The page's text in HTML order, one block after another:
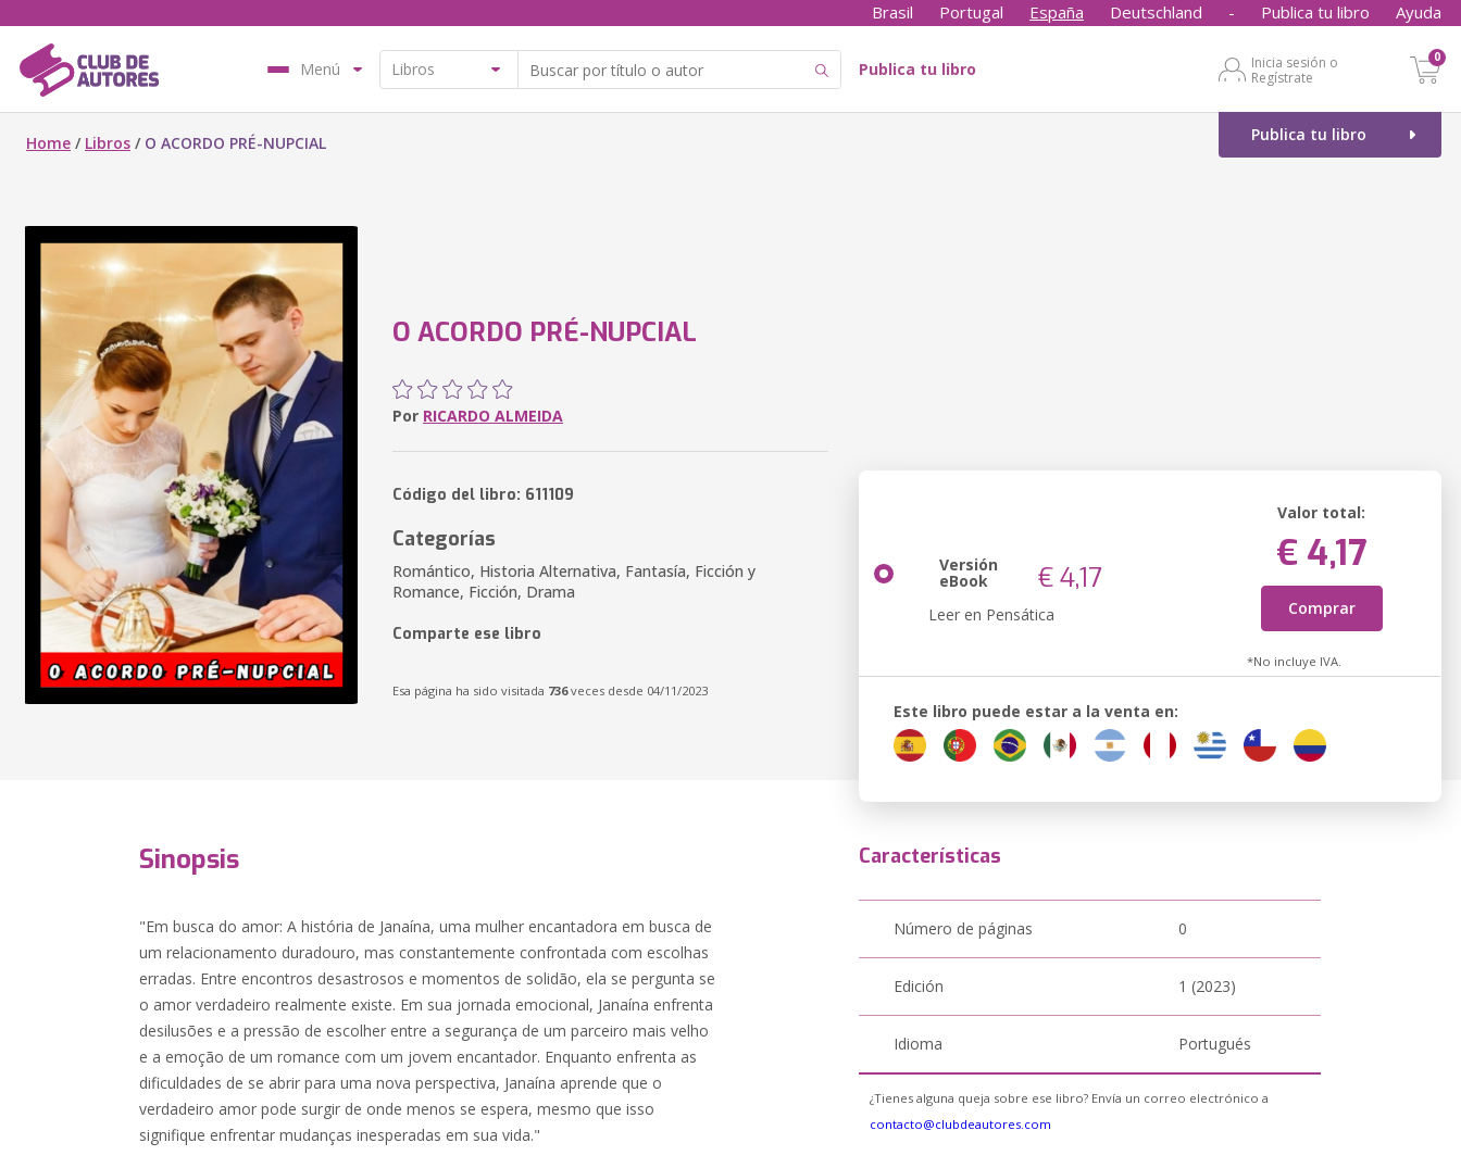
Brasil Portugal España Deutschland - Publica tu libro Ayuda
Menú Publica tu libro
Inicia sesión o
Regístrate
0
Publica tu libro
Home / Libros / O ACORDO PRÉ-NUPCIAL
O ACORDO PRÉ-NUPCIAL
Por RICARDO ALMEIDA
Código del libro: 611109
Categorías
Romántico, Historia Alternativa, Fantasía, Ficción y
Romance, Ficción, Drama
Comparte ese libro
Esa página ha sido visitada 736veces desde 04/11/2023
Versión
eBook € 4,17
Leer en Pensática
Valor total:
€ 4,17
Comprar
*No incluye IVA.
Este libro puede estar a la venta en:
Sinopsis
"Em busca do amor: A história de Janaína, uma mulher encantadora em busca de
um relacionamento duradouro, mas constantemente confrontada com escolhas
erradas. Entre encontros desastrosos e momentos de solidão, ela se pergunta se
o amor verdadeiro realmente existe. Em sua jornada emocional, Janaína enfrenta
desilusões e a pressão de escolher entre a segurança de um parceiro mais velho
e a emoção de um romance com um jovem encantador. Enquanto enfrenta as
dificuldades de se abrir para uma nova perspectiva, Janaína aprende que o
verdadeiro amor pode surgir de onde menos se espera, mesmo que isso
signifique enfrentar mudanças inesperadas em sua vida."
Características
Número de páginas 0
Edición 1 (2023)
Idioma Portugués
¿Tienes alguna queja sobre ese libro? Envía un correo electrónico a
contacto@clubdeautores.com